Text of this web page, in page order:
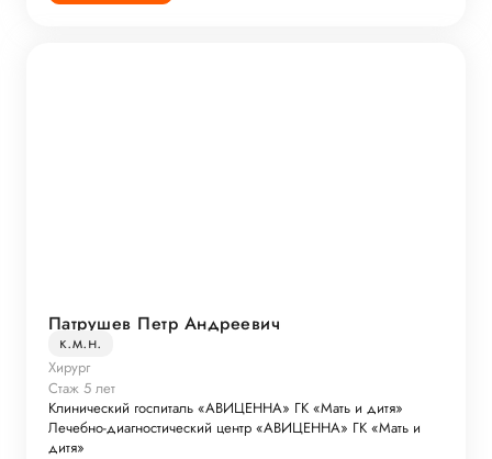
Патрушев Петр Андреевич
к.м.н.
Хирург
Стаж 5 лет
Клинический госпиталь «АВИЦЕННА» ГК «Мать и дитя»
Лечебно-диагностический центр «АВИЦЕННА» ГК «Мать и
дитя»